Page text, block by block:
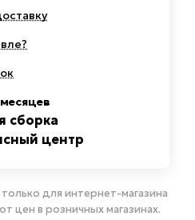
сборка
центр
для интернет-магазина
цен в розничных магазинах.